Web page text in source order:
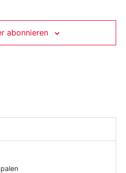
abonnieren